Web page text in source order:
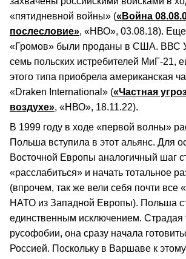
«пятидневной войны» («Война
послесловие», «НВО», 03.08.18).
«Громов» были проданы в США. ВВС
семь польских истребителей МиГ-21,
этого типа приобрела американская
«Draken International» («Частная
воздухе», «НВО», 18.11.22).
В 1999 году в ходе «первой волны»
Польша вступила в этот альянс. Для
Восточной Европы аналогичный шаг
«расслабиться» и начать тотальное
(впрочем, так же вели себя почти все
НАТО из Западной Европы). Польша
единственным исключением.
русофобии, она сразу начала
Россией. Поскольку в Варшаве к